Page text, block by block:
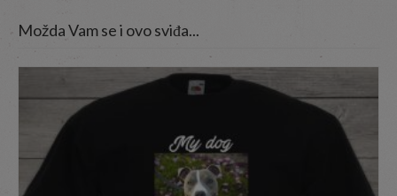
Možda Vam se i ovo sviđa...